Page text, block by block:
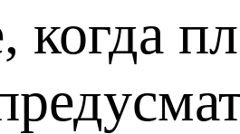
когда